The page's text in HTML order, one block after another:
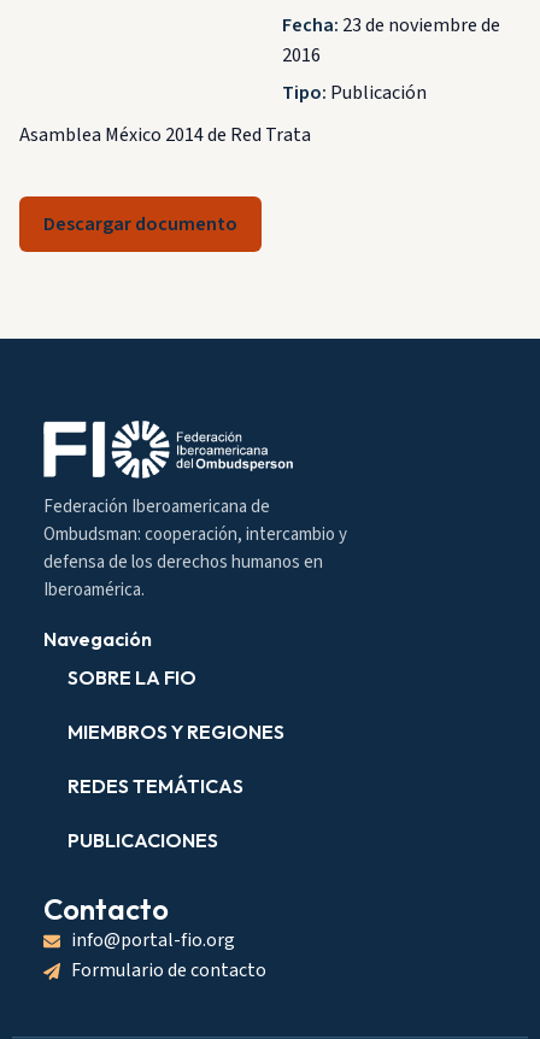
Fecha: 23 de noviembre de
2016
Tipo: Publicación
Asamblea México 2014 de Red Trata
Descargar documento
Federación Iberoamericana de
Ombudsman: cooperación, intercambio y
defensa de los derechos humanos en
Iberoamérica.
Navegación
SOBRE LA FIO
MIEMBROS Y REGIONES
REDES TEMÁTICAS
PUBLICACIONES
Contacto
info@portal-fio.org
Formulario de contacto